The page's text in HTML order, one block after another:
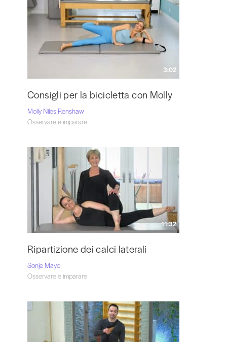
3:02
Consigli per la bicicletta con Molly
Molly Niles Renshaw
Osservare e imparare
11:32
Ripartizione dei calci laterali
Sonje Mayo
Osservare e imparare